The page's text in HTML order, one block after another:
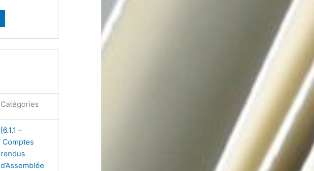
Catégories
[6.1.1 –
Comptes
rendus
d’Assemblée